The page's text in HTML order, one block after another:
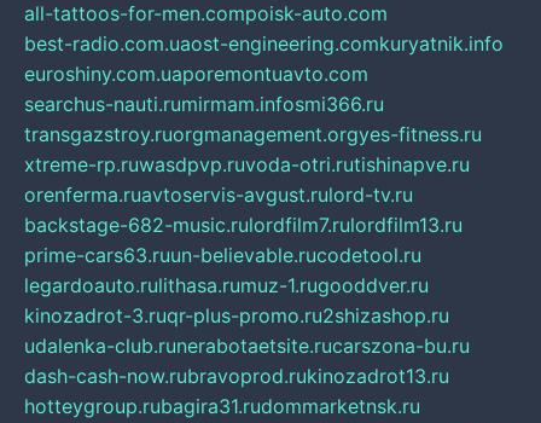
all-tattoos-for-men.compoisk-auto.com
best-radio.com.uaost-engineering.comkuryatnik.info
euroshiny.com.uaporemontuavto.com
searchus-nauti.rumirmam.infosmi366.ru
transgazstroy.ruorgmanagement.orgyes-fitness.ru
xtreme-rp.ruwasdpvp.ruvoda-otri.rutishinapve.ru
orenferma.ruavtoservis-avgust.rulord-tv.ru
backstage-682-music.rulordfilm7.rulordfilm13.ru
prime-cars63.ruun-believable.rucodetool.ru
legardoauto.rulithasa.rumuz-1.rugooddver.ru
kinozadrot-3.ruqr-plus-promo.ru2shizashop.ru
udalenka-club.runerabotaetsite.rucarszona-bu.ru
dash-cash-now.rubravoprod.rukinozadrot13.ru
hotteygroup.rubagira31.rudommarketnsk.ru